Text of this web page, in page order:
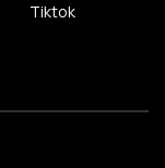
Tiktok